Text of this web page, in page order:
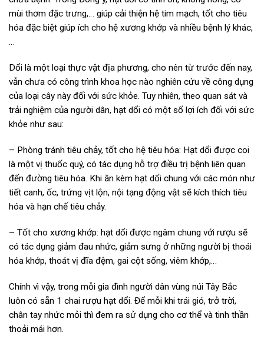
mùi thơm đặc trưng,… giúp cải thiện hệ tim mạch, tốt cho tiêu
hóa đặc biệt giúp ích cho hệ xương khớp và nhiều bệnh lý khác,
…
Dổi là một loại thực vật địa phương, cho nên từ trước đến nay,
vẫn chưa có công trình khoa học nào nghiên cứu về công dụng
của loại cây này đối với sức khỏe. Tuy nhiên, theo quan sát và
trải nghiệm của người dân, hạt dổi có một số lợi ích đối với sức
khỏe như sau:
– Phòng tránh tiêu chảy, tốt cho hệ tiêu hóa: Hạt dổi được coi
là một vị thuốc quý, có tác dụng hỗ trợ điều trị bệnh liên quan
đến đường tiêu hóa. Khi ăn kèm hạt dổi chung với các món như
tiết canh, ốc, trứng vịt lộn, nội tạng động vật sẽ kích thích tiêu
hóa và hạn chế tiêu chảy.
– Tốt cho xương khớp: hạt dổi được ngâm chung với rượu sẽ
có tác dụng giảm đau nhức, giảm sưng ở những người bị thoái
hóa khớp, thoát vị đĩa đệm, gai cột sống, viêm khớp,…
Chính vì vậy, trong mỗi gia đình người dân vùng núi Tây Bắc
luôn có sẵn 1 chai rượu hạt dổi. Để mỗi khi trái gió, trở trời,
chân tay nhức mỏi thì đem ra sử dụng cho cơ thể và tinh thần
thoải mái hơn.